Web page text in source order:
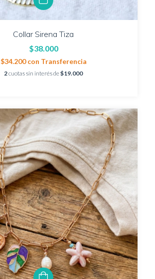
Collar Sirena Tiza
$38.000
$34.200con Transferencia
2cuotas sin interés de$19.000